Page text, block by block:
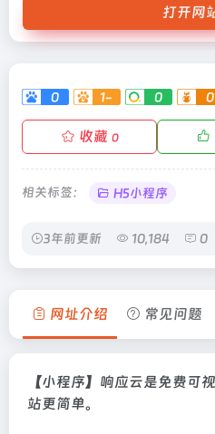
打开网
0 1- 0 0
收藏 0
相关标签： H5小程序
3年前更新 10,184 0
网址介绍 常见问题
【小程序】响应云是免费可
站更简单。